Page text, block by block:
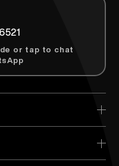
or tap to chat